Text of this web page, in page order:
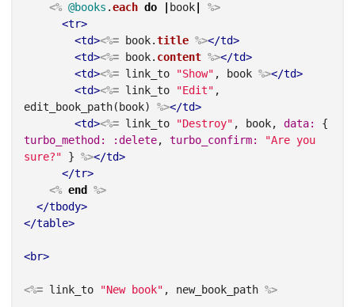
<% @books .each do book
%>
<tr>
<td><%= book.title %></td>
<td><%= book. content %></td>
<td><%= link_to "Show" , book %></td>
<td><%= link_to "Edit" ,
edit_book_path( book) %></td>
<td><%= link_to "Destroy" , book, data: {
turbo_method: :delete, turbo_confirm:
"Are you
sure?"
} %></td>
</tr>
<% end
%>
</tbody>
</table>
<br>
<%= link_to "New book" , new_book_path %>